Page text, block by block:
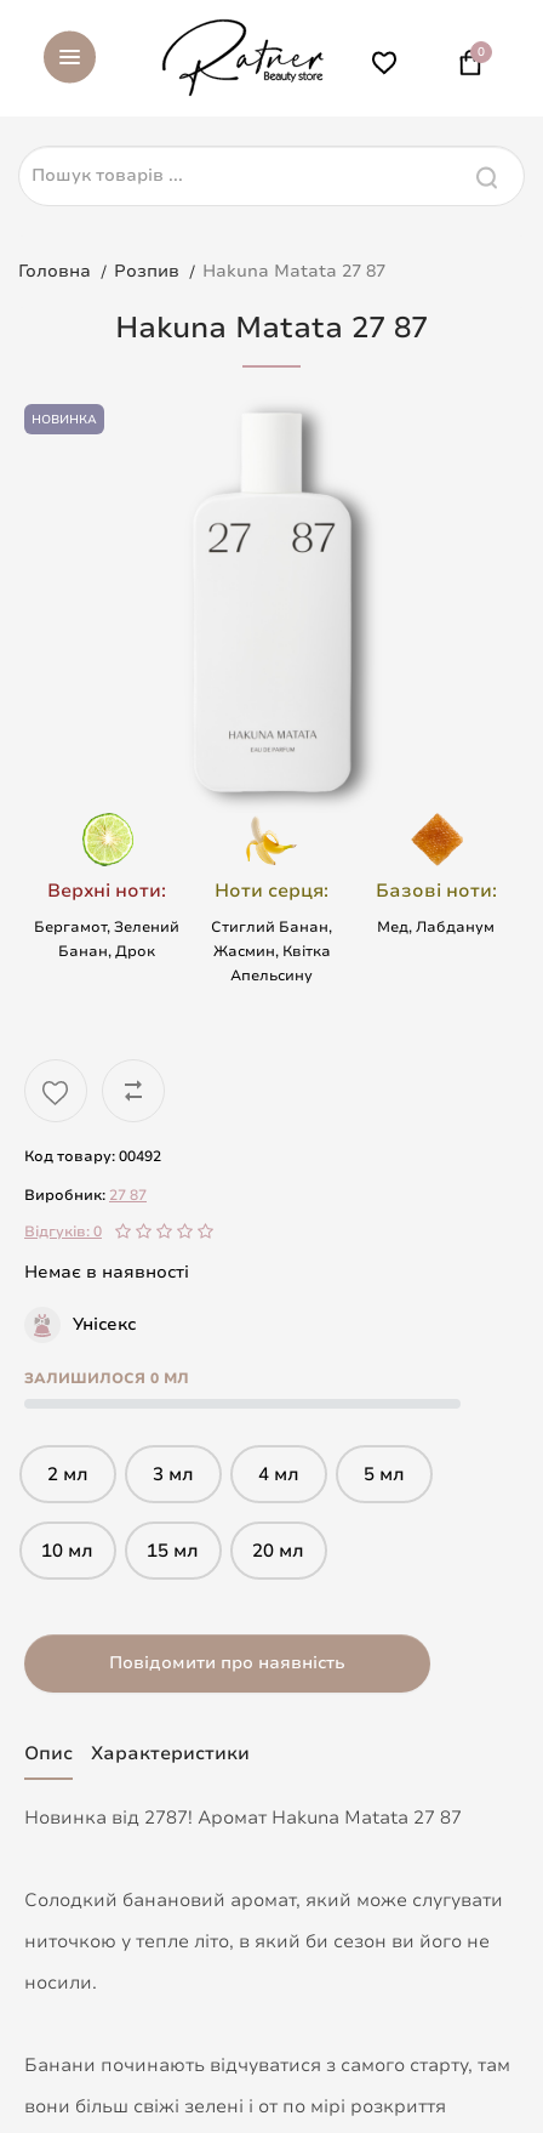
0
Головна Розпив Hakuna Matata 27 87
Hakuna Matata 27 87
НОВИНКА
Верхні ноти:
Бергамот, Зелений
Банан, Дрок
Ноти серця:
Стиглий Банан,
Жасмин, Квітка
Апельсину
Базові ноти:
Мед, Лабданум
Код товару: 00492
Виробник: 27 87
Відгуків: 0
Немає в наявності
Унісекс
ЗАЛИШИЛОСЯ 0 МЛ
2 мл 3 мл 4 мл 5 мл
10 мл 15 мл 20 мл
Повідомити про наявність
Опис Характеристики
Новинка від 2787! Аромат Hakuna Matata 27 87
Солодкий банановий аромат, який може слугувати
ниточкою у тепле літо, в який би сезон ви його не
носили.
Банани починають відчуватися з самого старту, там
вони більш свіжі зелені і от по мірі розкриття